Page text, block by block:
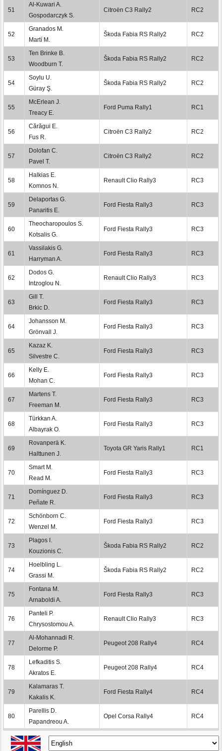
51
Al-Kuwari A.
Gospodarczyk S.
Citroën C3 Rally2 RC2
52
Granados M.
Martí M.
Škoda Fabia RS Rally2 RC2
53
Ten Brinke B.
Woodburn T.
Škoda Fabia RS Rally2 RC2
54
Soylu U.
Güray Ş.
Škoda Fabia RS Rally2 RC2
55
McErlean J.
Treacy E.
Ford Puma Rally1 RC1
56
Cărăgui E.
Fus R.
Citroën C3 Rally2 RC2
57
Dolofan C.
Pavel T.
Citroën C3 Rally2 RC2
58
Halkias E.
Komnos N.
Renault Clio Rally3 RC3
59
Delaportas G.
Panaritis E.
Ford Fiesta Rally3 RC3
60
Theocharopoulos S.
Kotsalis G.
Ford Fiesta Rally3 RC3
61
Vassilakis G.
Harryman A.
Ford Fiesta Rally3 RC3
62
Dodos G.
Intzoglou N.
Renault Clio Rally3 RC3
63
Gill T.
Brkic D.
Ford Fiesta Rally3 RC3
64
Johansson M.
Grönvall J.
Ford Fiesta Rally3 RC3
65
Kazaz K.
Silvestre C.
Ford Fiesta Rally3 RC3
66
Kelly E.
Mohan C.
Ford Fiesta Rally3 RC3
67
Martens T.
Freeman M.
Ford Fiesta Rally3 RC3
68
Türkkan A.
Albayrak O.
Ford Fiesta Rally3 RC3
69
Rovanperä K.
Halttunen J.
Toyota GR Yaris Rally1 RC1
70
Smart M.
Read M.
Ford Fiesta Rally3 RC3
71
Domínguez D.
Peñate R.
Ford Fiesta Rally3 RC3
72
Schönborn C.
Wenzel M.
Ford Fiesta Rally3 RC3
73
Plagos I.
Kouzionis C.
Škoda Fabia RS Rally2 RC2
74
Hoelbling L.
Grassi M.
Škoda Fabia RS Rally2 RC2
75
Fontana M.
Arnaboldi A.
Ford Fiesta Rally3 RC3
76
Panteli P.
Chrysostomou A.
Renault Clio Rally3 RC3
77
Al-Mohannadi R.
Delorme P.
Peugeot 208 Rally4 RC4
78
Lefkaditis S.
Akratos E.
Peugeot 208 Rally4 RC4
79
Kalamaras T.
Kakalis K.
Ford Fiesta Rally4 RC4
80
Parellis D.
Papandreou A.
Opel Corsa Rally4 RC4